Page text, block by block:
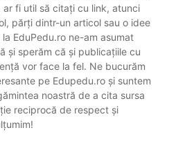
fi util să citați cu link, atunci
părți dintr-un articol sau o idee
EduPedu.ro ne-am asumat
și sperăm că și publicațiile cu
vor face la fel. Ne bucurăm
pe Edupedu.ro și suntem
noastră de a cita sursa
reciprocă de respect și